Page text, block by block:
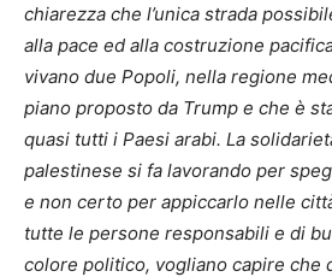
chiarezza che l’unica strada
alla pace ed alla costruzione
vivano due Popoli, nella regione
piano proposto da Trump e che è
quasi tutti i Paesi arabi. La
palestinese si fa lavorando per
e non certo per appiccarlo nelle
tutte le persone responsabili e di
colore politico, vogliano capire che